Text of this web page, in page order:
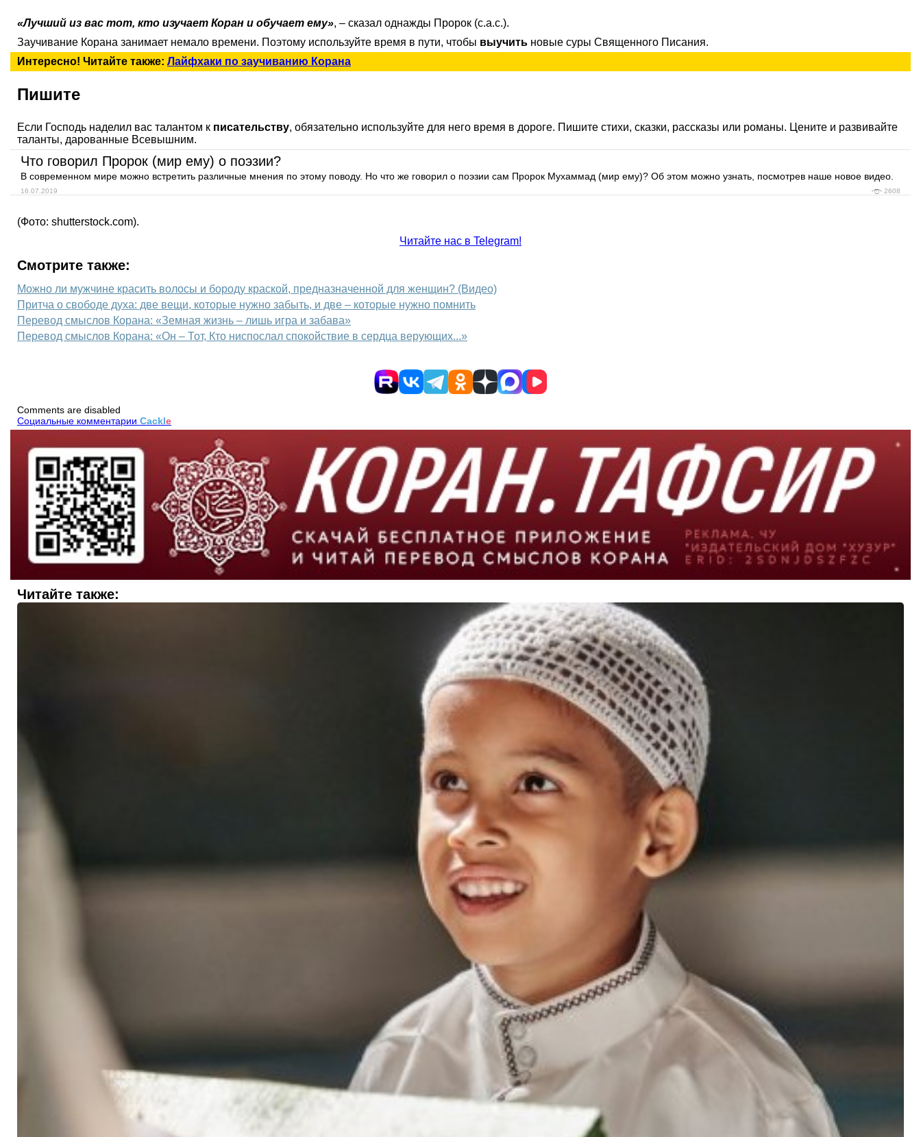
«Лучший из вас тот, кто изучает Коран и обучает ему», – сказал однажды Пророк (с.а.с.).
Заучивание Корана занимает немало времени. Поэтому используйте время в пути, чтобы выучить новые суры Священного Писания.
Интересно! Читайте также: Лайфхаки по заучиванию Корана
Пишите
Если Господь наделил вас талантом к писательству, обязательно используйте для него время в дороге. Пишите стихи, сказки, рассказы или романы. Цените и развивайте
таланты, дарованные Всевышним.
Что говорил Пророк (мир ему) о поэзии?
В современном мире можно встретить различные мнения по этому поводу. Но что же говорил о поэзии сам Пророк Мухаммад (мир ему)? Об этом можно узнать, посмотрев наше новое видео.
16.07.2019 2608
(Фото: shutterstock.com).
Читайте нас в Telegram!
Смотрите также:
Можно ли мужчине красить волосы и бороду краской, предназначенной для женщин? (Видео)
Притча о свободе духа: две вещи, которые нужно забыть, и две – которые нужно помнить
Перевод смыслов Корана: «Земная жизнь – лишь игра и забава»
Перевод смыслов Корана: «Он – Тот, Кто ниспослал спокойствие в сердца верующих...»
Comments are disabled
Социальные комментарии Cackle
Читайте также: